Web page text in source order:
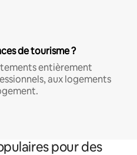
de tourisme ?
entièrement
aux logements
pour des